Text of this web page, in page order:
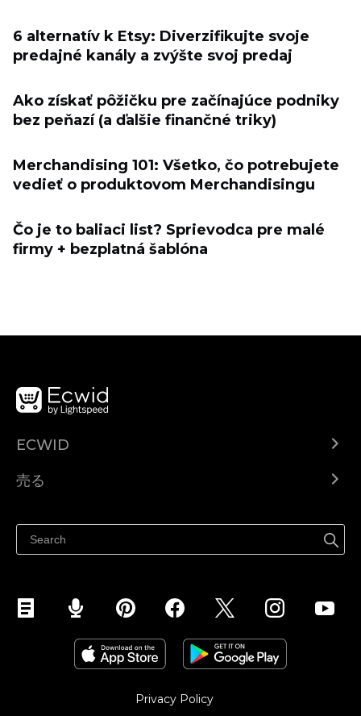
6 alternatív k Etsy: Diverzifikujte svoje
predajné kanály a zvýšte svoj predaj
Ako získať pôžičku pre začínajúce podniky
bez peňazí (a ďalšie finančné triky)
Merchandising 101: Všetko, čo potrebujete
vedieť o produktovom Merchandisingu
Čo je to baliaci list? Sprievodca pre malé
firmy + bezplatná šablóna
ECWID
ヘルプセンター
売る
Facebookで販売する
Instagramで販売する
Privacy Policy